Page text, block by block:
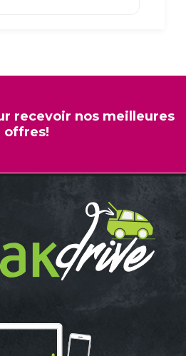
recevoir nos meilleures
offres!